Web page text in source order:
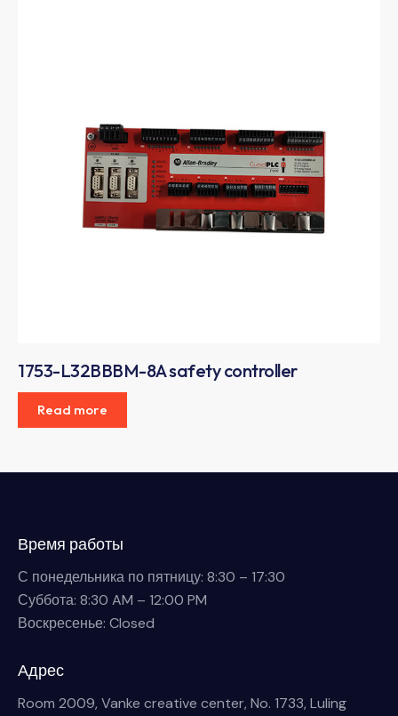
1753-L32BBBM-8A safety controller
Read more
Время работы
С понедельника по пятницу: 8:30 – 17:30
Суббота: 8:30 AM – 12:00 PM
Воскресенье: Closed
Адрес
Room 2009, Vanke creative center, No. 1733, Luling